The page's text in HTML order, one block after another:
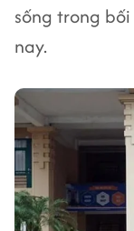
sống trong
nay.